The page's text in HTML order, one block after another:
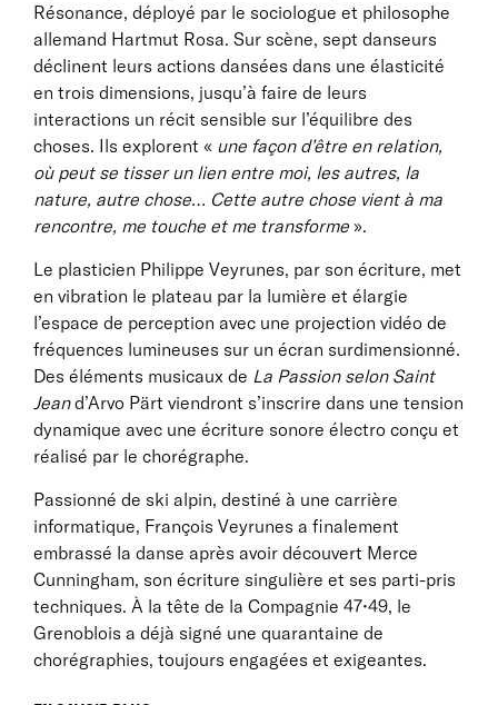
Résonance, déployé par le sociologue et philosophe
allemand Hartmut Rosa. Sur scène, sept danseurs
déclinent leurs actions dansées dans une élasticité
en trois dimensions, jusqu’à faire de leurs
interactions un récit sensible sur l’équilibre des
choses. Ils explorent « une façon d’être en relation,
où peut se tisser un lien entre moi, les autres, la
nature, autre chose… Cette autre chose vient à ma
rencontre, me touche et me transforme ».
Le plasticien Philippe Veyrunes, par son écriture, met
en vibration le plateau par la lumière et élargie
l’espace de perception avec une projection vidéo de
fréquences lumineuses sur un écran surdimensionné.
Des éléments musicaux de La Passion selon Saint
Jeand’Arvo Pärt viendront s’inscrire dans une tension
dynamique avec une écriture sonore électro conçu et
réalisé par le chorégraphe.
Passionné de ski alpin, destiné à une carrière
informatique, François Veyrunes a finalement
embrassé la danse après avoir découvert Merce
Cunningham, son écriture singulière et ses parti-pris
techniques. À la tête de la Compagnie 47•49, le
Grenoblois a déjà signé une quarantaine de
chorégraphies, toujours engagées et exigeantes.